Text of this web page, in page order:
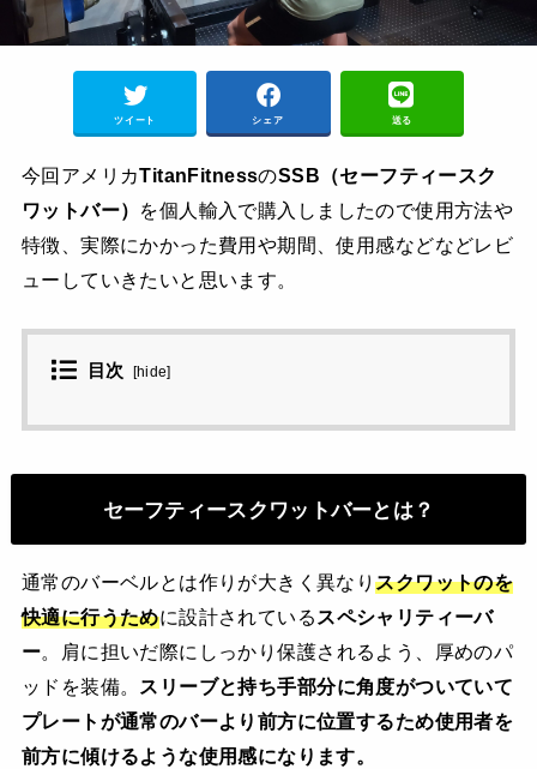
ツイート シェア 送る
今回アメリカTitanFitnessのSSB（セーフティースク
ワットバー） を個人輸入で購入しましたので使用方法や
特徴、実際にかかった費用や期間、使用感などなどレビ
ューしていきたいと思います。
目次 [hide]
セーフティースクワットバーとは？
通常のバーベルとは作りが大きく異なりスクワットのを
快適に行うために設計されている スペシャリティーバ
ー。肩に担いだ際にしっかり保護されるよう、厚めのパ
ッドを装備。 スリーブと持ち手部分に角度がついていて
プレートが通常のバーより前方に位置するため使用者を
前方に傾けるような使用感になります。